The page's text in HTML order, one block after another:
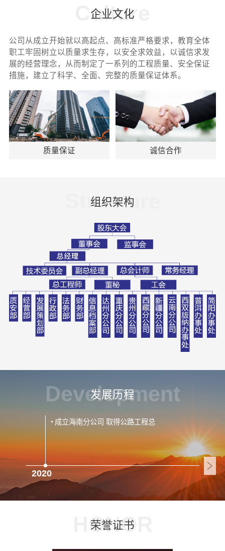
企业文化
Culture
公司从成立开始就以高起点、高标准严格要求，教育全体
职工牢固树立以质量求生存，以安全求效益，以诚信求发
展的经营理念，从而制定了一系列的工程质量、安全保证
措施，建立了科学、全面、完整的质量保证体系。
质量保证 诚信合作
组织架构
Structure
发展历程
Development
2020
成立海南分公司 取得公路工程总
2019
荣誉证书
HONOR